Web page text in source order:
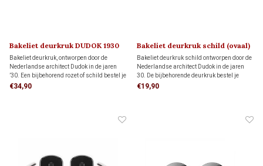
Bakeliet deurkruk DUDOK 1930
Bakeliet deurkruk, ontworpen door de
Nederlandse architect Dudok in de jaren
’30. Een bijbehorend rozet of schild bestel je
hieronder apart bij ‘Gerelateerde
€34,90
Bakeliet deurkruk schild (ovaal)
DUDOK 1930
Bakeliet deurkruk schild ontworpen door de
Nederlandse architect Dudok in de jaren
30. De bijbehorende deurkruk bestel je
hieronder apart bij 'gerelateerde producten'
€19,90